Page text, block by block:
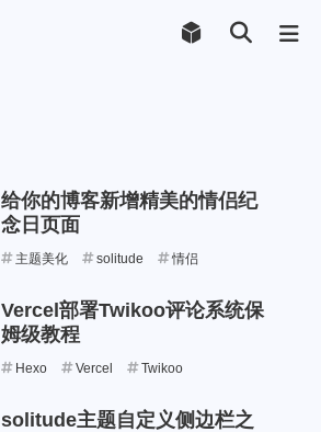
给你的博客新增精美的情侣纪
念日页面
主题美化 solitude 情侣
Vercel部署Twikoo评论系统保
姆级教程
Hexo Vercel Twikoo
solitude主题自定义侧边栏之